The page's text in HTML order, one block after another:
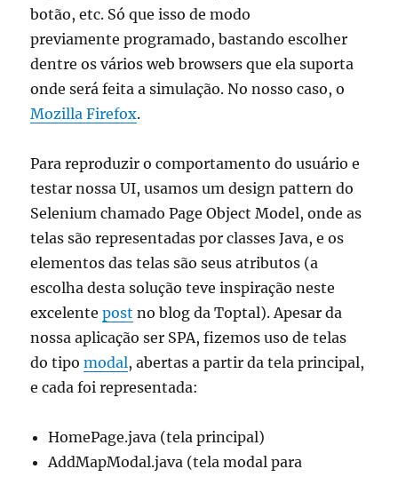
botão, etc. Só que isso de modo
previamente programado, bastando escolher
dentre os vários web browsers que ela suporta
onde será feita a simulação. No nosso caso, o
Mozilla Firefox.
Para reproduzir o comportamento do usuário e
testar nossa UI, usamos um design pattern do
Selenium chamado Page Object Model, onde as
telas são representadas por classes Java, e os
elementos das telas são seus atributos (a
escolha desta solução teve inspiração neste
excelentepost no blog da Toptal). Apesar da
nossa aplicação ser SPA, fizemos uso de telas
do tipomodal, abertas a partir da tela principal,
e cada foi representada:
HomePage.java (tela principal)
AddMapModal.java (tela modal para